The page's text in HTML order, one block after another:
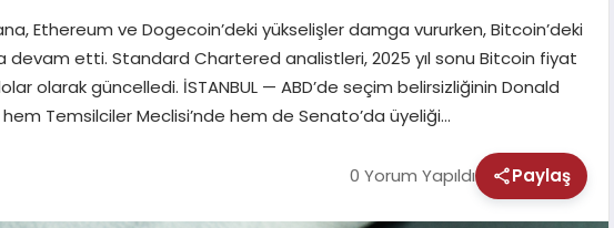
Ethereum ve Dogecoin’deki yükselişler damga vururken, Bitcoin’deki
devam etti. Standard Chartered analistleri, 2025 yıl sonu Bitcoin fiyat
olarak güncelledi. İSTANBUL — ABD’de seçim belirsizliğinin Donald
Temsilciler Meclisi’nde hem de Senato’da üyeliği…
0 Yorum Yapıldı Paylaş